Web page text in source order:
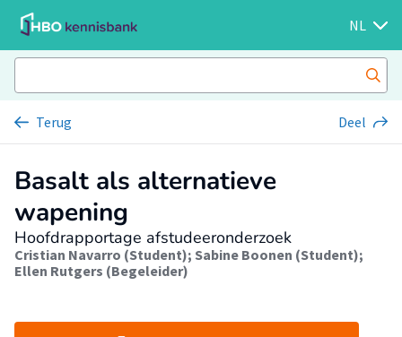
NL
Terug Deel
Basalt als alternatieve
wapening
Hoofdrapportage afstudeeronderzoek
Cristian Navarro (Student); Sabine Boonen (Student);
Ellen Rutgers (Begeleider)